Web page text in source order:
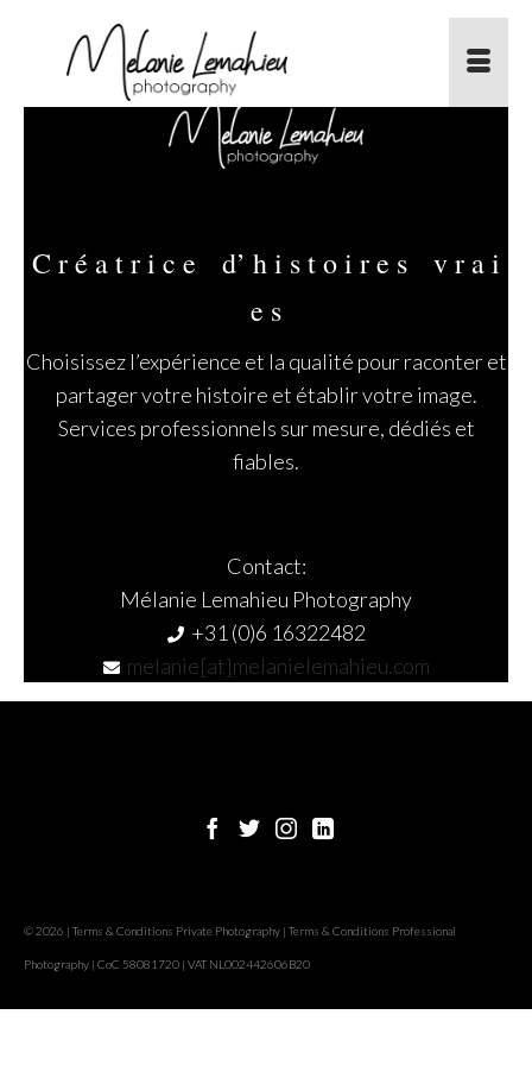
C r é a t r i c e d’ h i s t o i r e s v r a i
e s
Choisissez l’expérience et la qualité pour raconter et
partager votre histoire et établir votre image.
Services professionnels sur mesure, dédiés et
fiables.
Contact:
Mélanie Lemahieu Photography
+31 (0)6 16322482
melanie[at]melanielemahieu.com
© 2026 | Terms & Conditions Private Photography | Terms & Conditions Professional
Photography | CoC 58081720 | VAT NL002442606B20